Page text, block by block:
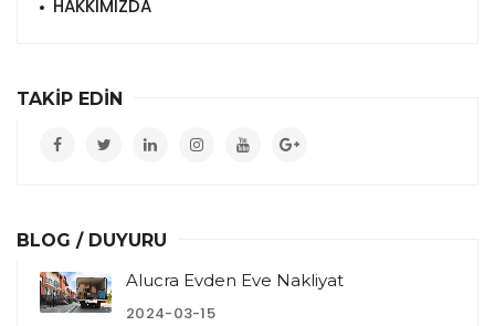
HAKKIMIZDA
TAKİP EDİN
BLOG / DUYURU
Alucra Evden Eve Nakliyat
2024-03-15